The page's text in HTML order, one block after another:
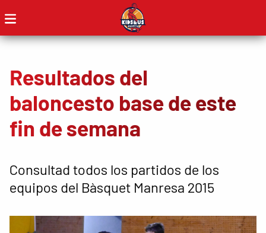
Resultados del
baloncesto base de este
fin de semana
Consultad todos los partidos de los
equipos del Bàsquet Manresa 2015